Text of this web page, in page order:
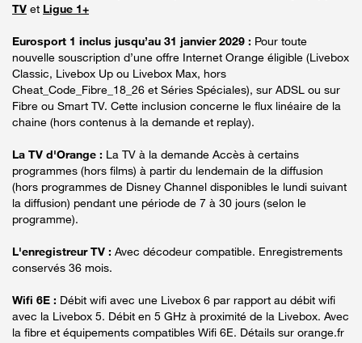
TV et Ligue 1+
Eurosport 1 inclus jusqu’au 31 janvier 2029 : Pour toute
nouvelle souscription d’une offre Internet Orange éligible (Livebox
Classic, Livebox Up ou Livebox Max, hors
Cheat_Code_Fibre_18_26 et Séries Spéciales), sur ADSL ou sur
Fibre ou Smart TV. Cette inclusion concerne le flux linéaire de la
chaine (hors contenus à la demande et replay).
La TV d'Orange : La TV à la demande Accès à certains
programmes (hors films) à partir du lendemain de la diffusion
(hors programmes de Disney Channel disponibles le lundi suivant
la diffusion) pendant une période de 7 à 30 jours (selon le
programme).
L'enregistreur TV : Avec décodeur compatible. Enregistrements
conservés 36 mois.
Wifi 6E : Débit wifi avec une Livebox 6 par rapport au débit wifi
avec la Livebox 5. Débit en 5 GHz à proximité de la Livebox. Avec
la fibre et équipements compatibles Wifi 6E. Détails sur orange.fr